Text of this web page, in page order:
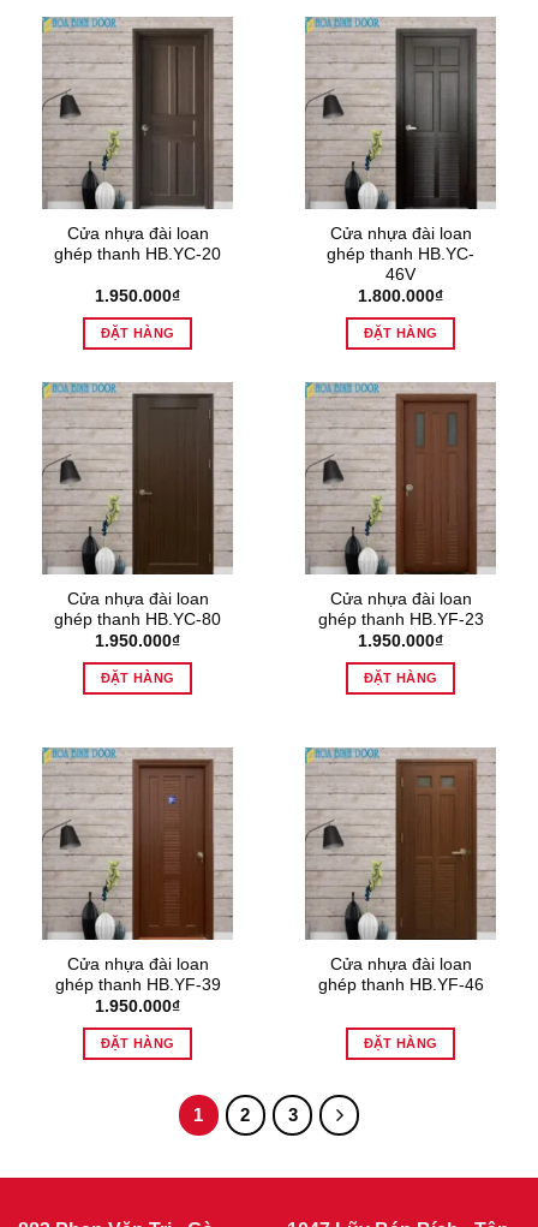
Cửa nhựa đài loan
ghép thanh HB.YC-20
1.950.000₫
ĐẶT HÀNG
Cửa nhựa đài loan
ghép thanh HB.YC-
46V
1.800.000₫
ĐẶT HÀNG
Cửa nhựa đài loan
ghép thanh HB.YC-80
1.950.000₫
ĐẶT HÀNG
Cửa nhựa đài loan
ghép thanh HB.YF-23
1.950.000₫
ĐẶT HÀNG
Cửa nhựa đài loan
ghép thanh HB.YF-39
1.950.000₫
ĐẶT HÀNG
Cửa nhựa đài loan
ghép thanh HB.YF-46
ĐẶT HÀNG
1 2 3